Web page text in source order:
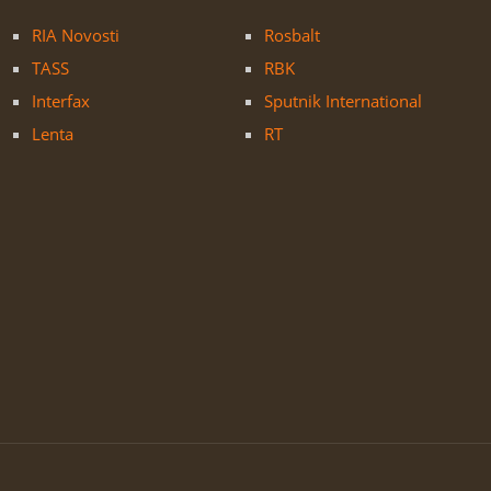
RIA Novosti
TASS
Interfax
Lenta
Rosbalt
RBK
Sputnik International
RT